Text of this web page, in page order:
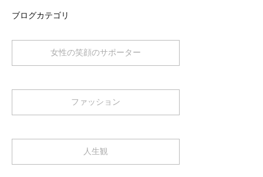
ブログカテゴリ
女性の笑顔のサポーター
ファッション
人生観